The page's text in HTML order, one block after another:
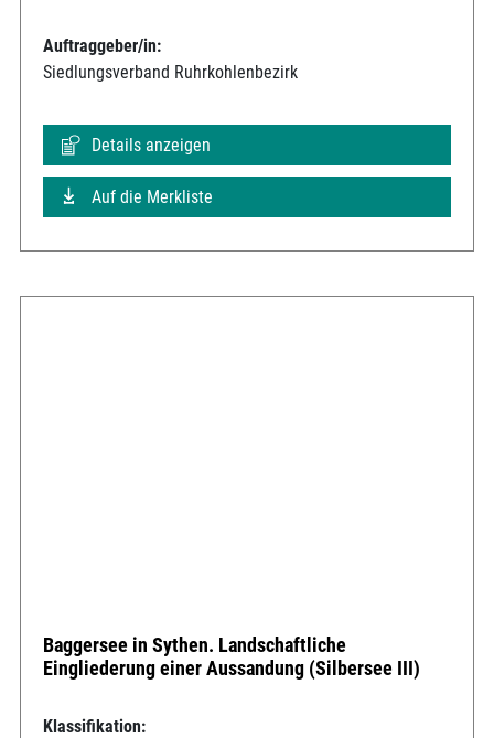
Auftraggeber/in:
Siedlungsverband Ruhrkohlenbezirk
Details anzeigen
Auf die Merkliste
Baggersee in Sythen. Landschaftliche
Eingliederung einer Aussandung (Silbersee III)
Klassifikation: